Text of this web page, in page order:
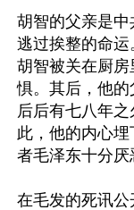
胡智的父亲是
逃过挨整的命
胡智被关在厨
惧。其后，他
后后有七八年
此，他的内心
者毛泽东十分厌
在毛发的死讯